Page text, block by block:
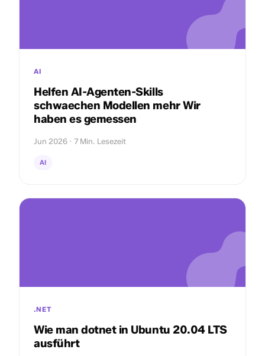
AI
Helfen AI-Agenten-Skills
schwaechen Modellen mehr Wir
haben es gemessen
Jun 2026 · 7 Min. Lesezeit
AI
.NET
Wie man dotnet in Ubuntu 20.04 LTS
ausführt